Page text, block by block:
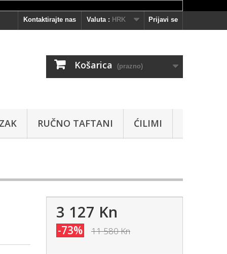
Prijavi se
Valuta : HRK
Kontaktirajte nas
Košarica (prazno)
RUČNO TAFTANI ĆILIMI
3 127 Kn
-73% 11 580 Kn